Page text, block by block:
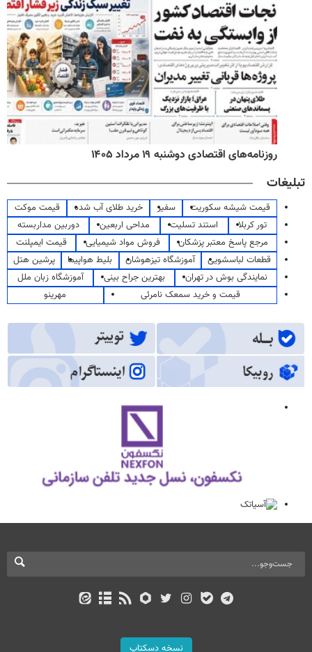
روزنامه‌های اقتصادی دوشنبه ۱۹ مرداد ۱۴۰۵
تبلیغات
قیمت شیشه سکوریت سفیر خرید طلای آب شده
قیمت موکت
تور کربلا
استند تسلیت مداحی اربعین
دوربین مداربسته
مرجع پاسخ معتبر پزشکان
فروش مواد شیمیایی
قیمت ایمپلنت
قطعات لباسشویی
آموزشگاه تیزهوشان بلیط هواپیما
پرشین هتل
نمایندگی بوش در تهران
بهترین جراح بینی
آموزشگاه زبان ملل
قیمت و خرید سمعک نامرئی
مهرینو
نسخه دسکتاپ